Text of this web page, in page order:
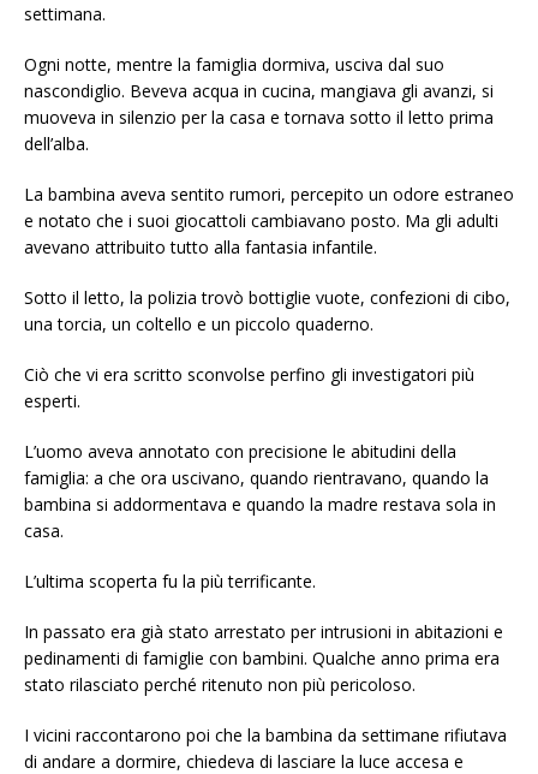
settimana.
Ogni notte, mentre la famiglia dormiva, usciva dal suo
nascondiglio. Beveva acqua in cucina, mangiava gli avanzi, si
muoveva in silenzio per la casa e tornava sotto il letto prima
dell’alba.
La bambina aveva sentito rumori, percepito un odore estraneo
e notato che i suoi giocattoli cambiavano posto. Ma gli adulti
avevano attribuito tutto alla fantasia infantile.
Sotto il letto, la polizia trovò bottiglie vuote, confezioni di cibo,
una torcia, un coltello e un piccolo quaderno.
Ciò che vi era scritto sconvolse perfino gli investigatori più
esperti.
L’uomo aveva annotato con precisione le abitudini della
famiglia: a che ora uscivano, quando rientravano, quando la
bambina si addormentava e quando la madre restava sola in
casa.
L’ultima scoperta fu la più terrificante.
In passato era già stato arrestato per intrusioni in abitazioni e
pedinamenti di famiglie con bambini. Qualche anno prima era
stato rilasciato perché ritenuto non più pericoloso.
I vicini raccontarono poi che la bambina da settimane rifiutava
di andare a dormire, chiedeva di lasciare la luce accesa e